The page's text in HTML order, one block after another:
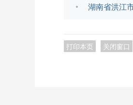
湖南省洪江
打印本页 关闭窗口